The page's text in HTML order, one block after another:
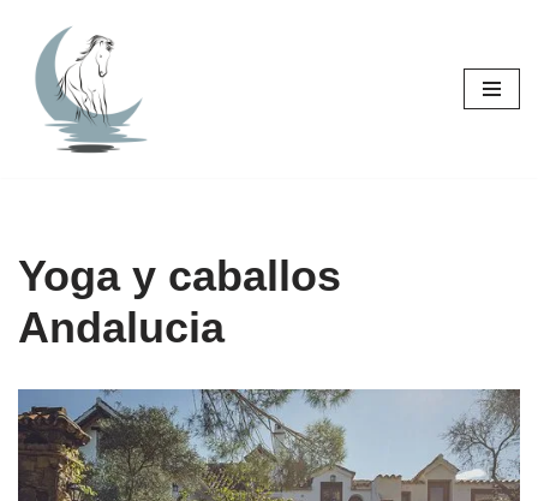
Saltar
contenido
Yoga y caballos
Andalucia